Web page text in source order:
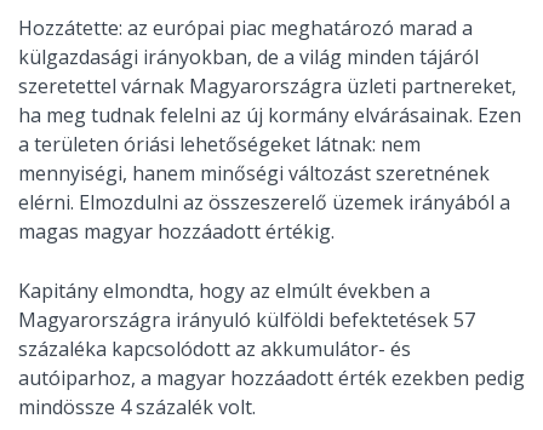
Hozzátette: az európai piac meghatározó marad a
külgazdasági irányokban, de a világ minden tájáról
szeretettel várnak Magyarországra üzleti partnereket,
ha meg tudnak felelni az új kormány elvárásainak. Ezen
a területen óriási lehetőségeket látnak: nem
mennyiségi, hanem minőségi változást szeretnének
elérni. Elmozdulni az összeszerelő üzemek irányából a
magas magyar hozzáadott értékig.
Kapitány elmondta, hogy az elmúlt években a
Magyarországra irányuló külföldi befektetések 57
százaléka kapcsolódott az akkumulátor- és
autóiparhoz, a magyar hozzáadott érték ezekben pedig
mindössze 4 százalék volt.